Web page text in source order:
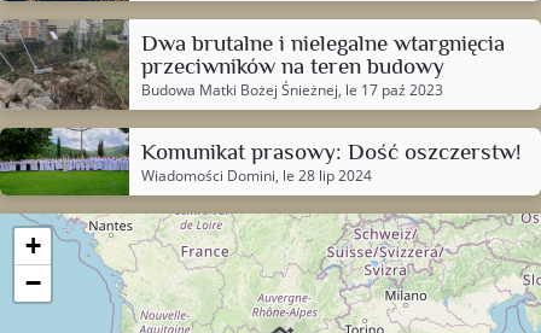
+
−
Dwa brutalne i nielegalne wtargnięcia
przeciwników na teren budowy
Budowa Matki Bożej Śnieżnej, le 17 paź 2023
Komunikat prasowy: Dość oszczerstw!
Wiadomości Domini, le 28 lip 2024